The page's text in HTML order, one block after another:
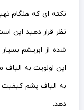
نکته ای که هنگام
نظر قرار دهید این
شده از ابریشم
این اولویت به
به الیاف پشم کیفیت
دهد.